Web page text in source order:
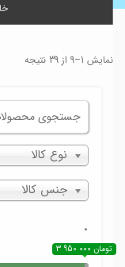
نمایش 1–9 از 39 نتیجه
نوع کالا
جنس کالا
.
3 950 000 تومان